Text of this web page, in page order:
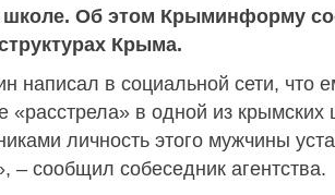
школе. Об этом Крыминформу
Крыма.
написал в социальной сети, что
«расстрела» в одной из крымских
личность этого мужчины
– сообщил собеседник агентства.